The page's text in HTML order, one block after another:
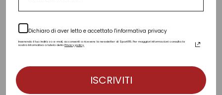
Dall’ordine alla spedizione tempi rapidissimi! Ottima
Acquirente verificato
Dichiaro di aver letto e accettato l'informativa privacy
Inserendo il tuo indirizzo e-mail, acconsenti a ricevere la newsletter di Sport85. Per maggiori informazioni consulta la
nostra Informativa a tutela della Privacy policy.
ISCRIVITI